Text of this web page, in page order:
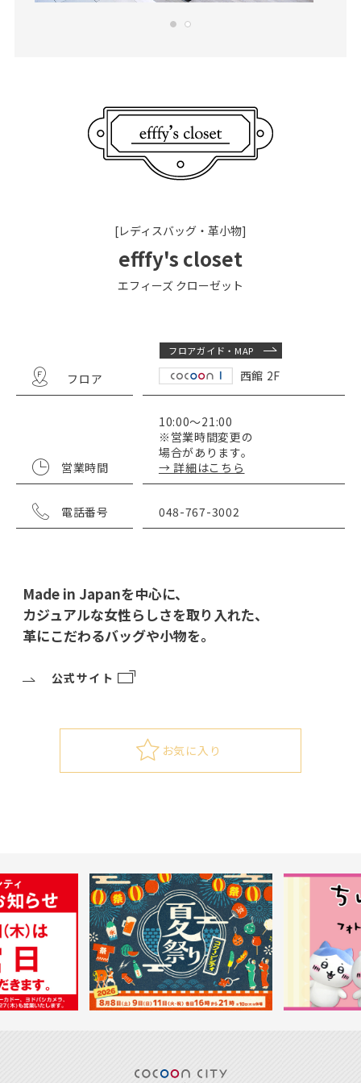
[レディスバッグ・革小物]
efffy's closet
エフィーズ クローゼット
フロア
フロアガイド・MAP
西館 2F
営業時間
10:00～21:00
※営業時間変更の
場合があります。
→ 詳細はこちら
電話番号 048-767-3002
Made in Japanを中心に、
カジュアルな女性らしさを取り入れた、
革にこだわるバッグや小物を。
公式サイト
お気に入り